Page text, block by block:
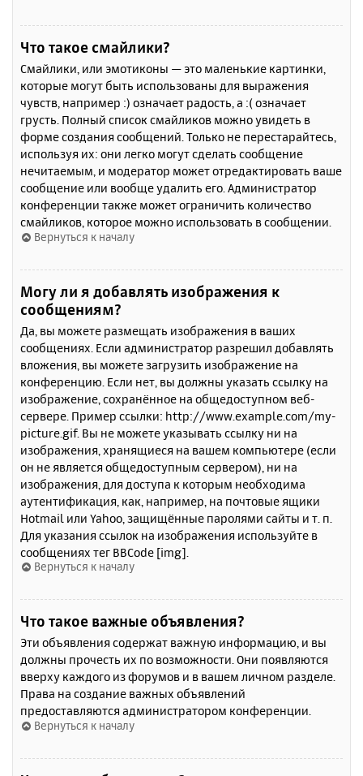
Что такое смайлики?
Смайлики, или эмотиконы — это маленькие картинки,
которые могут быть использованы для выражения
чувств, например :) означает радость, а :( означает
грусть. Полный список смайликов можно увидеть в
форме создания сообщений. Только не перестарайтесь,
используя их: они легко могут сделать сообщение
нечитаемым, и модератор может отредактировать ваше
сообщение или вообще удалить его. Администратор
конференции также может ограничить количество
смайликов, которое можно использовать в сообщении.
Вернуться к началу
Могу ли я добавлять изображения к
сообщениям?
Да, вы можете размещать изображения в ваших
сообщениях. Если администратор разрешил добавлять
вложения, вы можете загрузить изображение на
конференцию. Если нет, вы должны указать ссылку на
изображение, сохранённое на общедоступном веб-
сервере. Пример ссылки: http://www.example.com/my-
picture.gif. Вы не можете указывать ссылку ни на
изображения, хранящиеся на вашем компьютере (если
он не является общедоступным сервером), ни на
изображения, для доступа к которым необходима
аутентификация, как, например, на почтовые ящики
Hotmail или Yahoo, защищённые паролями сайты и т. п.
Для указания ссылок на изображения используйте в
сообщениях тег BBCode [img].
Вернуться к началу
Что такое важные объявления?
Эти объявления содержат важную информацию, и вы
должны прочесть их по возможности. Они появляются
вверху каждого из форумов и в вашем личном разделе.
Права на создание важных объявлений
предоставляются администратором конференции.
Вернуться к началу